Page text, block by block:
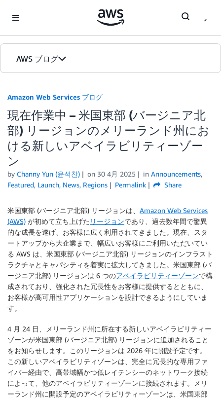
AWS ブログ
カテゴリ
エディション
Amazon Web Services ブログ
現在作業中 – 米国東部 (バージニア北
部) リージョンのメリーランド州にお
ける新しいアベイラビリティーゾー
ン
by Channy Yun (윤석찬) on 30 4月 2025 in Announcements,
Featured, Launch, News, Regions Permalink Share
米国東部 (バージニア北部) リージョンは、 Amazon Web Services
(AWS) が初めて立ち上げた リージョンであり、過去数年間で驚異
的な成長を遂げ、お客様に広く利用されてきました。現在、スタ
ートアップから大企業まで、幅広いお客様にご利用いただいてい
る AWS は、米国東部 (バージニア北部) リージョンのインフラスト
ラクチャとキャパシティを着実に拡大してきました。米国東部 (バ
ージニア北部) リージョンは 6 つのアベイラビリティーゾーンで構
成されており、強化された冗長性をお客様に提供するとともに、
お客様が高可用性アプリケーションを設計できるようにしていま
す。
4 月 24 日、メリーランド州に所在する新しいアベイラビリティー
ゾーンが米国東部 (バージニア北部) リージョンに追加されること
をお知らせします。このリージョンは 2026 年に開設予定です。
この新しいアベイラビリティゾーンは、完全に冗長的な専用ファ
イバー経由で、高帯域幅かつ低レイテンシーのネットワーク接続
によって、他のアベイラビリティーゾーンに接続されます。メリ
ーランド州に開設予定のアベイラビリティーゾーンは、米国東部